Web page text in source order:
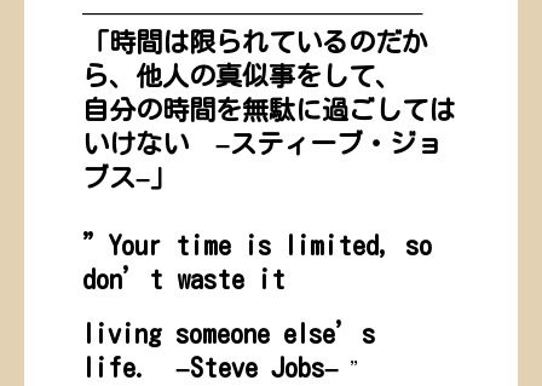
————————————————–
「時間は限られているのだか
ら、他人の真似事をして、
自分の時間を無駄に過ごしては
いけない –スティーブ・ジョ
ブス–」
”Your time is limited, so
don’t waste it
living someone else’s
life. –Steve Jobs–”